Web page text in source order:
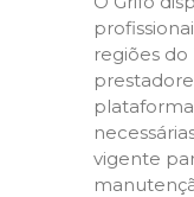
regiões do
vigente